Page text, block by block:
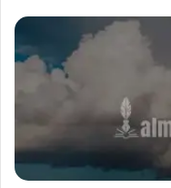
Mengungkap
Dampak
El
Indonesia